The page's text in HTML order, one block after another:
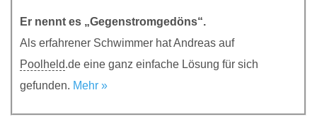
Er nennt es „Gegenstromgedöns“.
Als erfahrener Schwimmer hat Andreas auf
Poolheld.de eine ganz einfache Lösung für sich
gefunden. Mehr »